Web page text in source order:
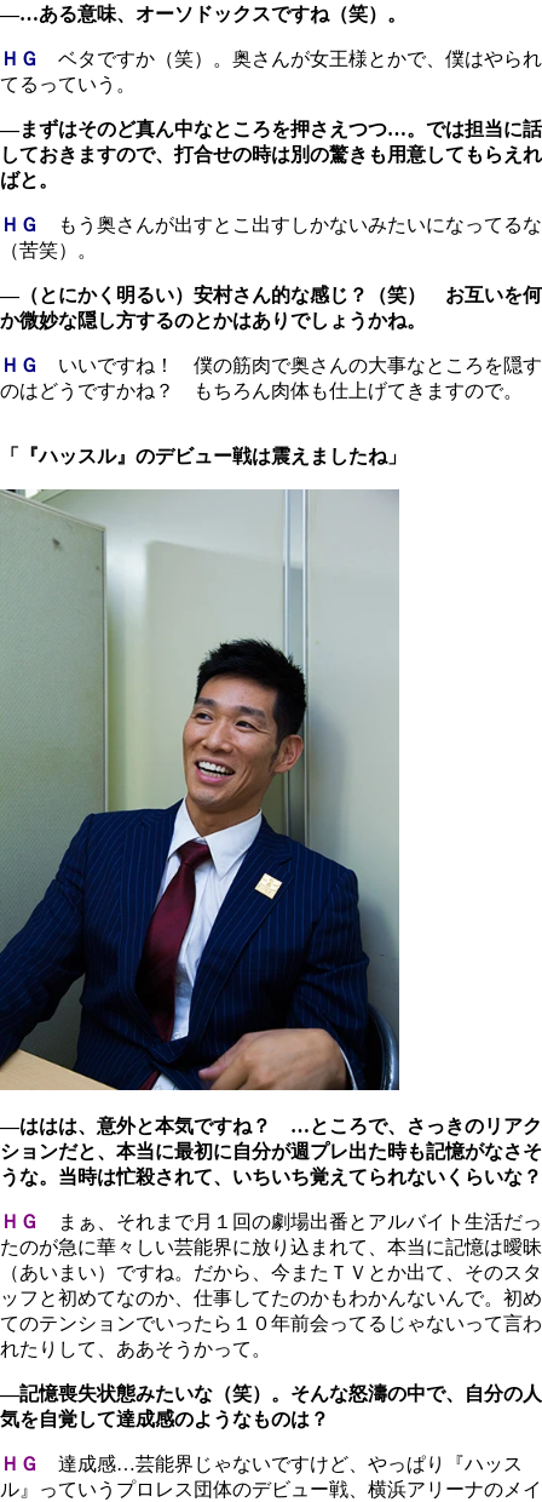
―…ある意味、オーソドックスですね（笑）。
ＨＧ
ベタですか（笑）。奥さんが女王様とかで、僕はやられ
てるっていう。
―まずはそのど真ん中なところを押さえつつ…。では担当に話
しておきますので、打合せの時は別の驚きも用意してもらえれ
ばと。
ＨＧ
もう奥さんが出すとこ出すしかないみたいになってるな
（苦笑）。
―（とにかく明るい）安村さん的な感じ？（笑） お互いを何
か微妙な隠し方するのとかはありでしょうかね。
ＨＧ
いいですね！ 僕の筋肉で奥さんの大事なところを隠す
のはどうですかね？ もちろん肉体も仕上げてきますので。
「『ハッスル』のデビュー戦は震えましたね」
―ははは、意外と本気ですね？ …ところで、さっきのリアク
ションだと、本当に最初に自分が週プレ出た時も記憶がなさそ
うな。当時は忙殺されて、いちいち覚えてられないくらいな？
ＨＧ
まぁ、それまで月１回の劇場出番とアルバイト生活だっ
たのが急に華々しい芸能界に放り込まれて、本当に記憶は曖昧
（あいまい）ですね。だから、今またＴＶとか出て、そのスタ
ッフと初めてなのか、仕事してたのかもわかんないんで。初め
てのテンションでいったら１０年前会ってるじゃないって言わ
れたりして、ああそうかって。
―記憶喪失状態みたいな（笑）。そんな怒濤の中で、自分の人
気を自覚して達成感のようなものは？
ＨＧ
達成感…芸能界じゃないですけど、やっぱり『ハッス
ル』っていうプロレス団体のデビュー戦、横浜アリーナのメイ